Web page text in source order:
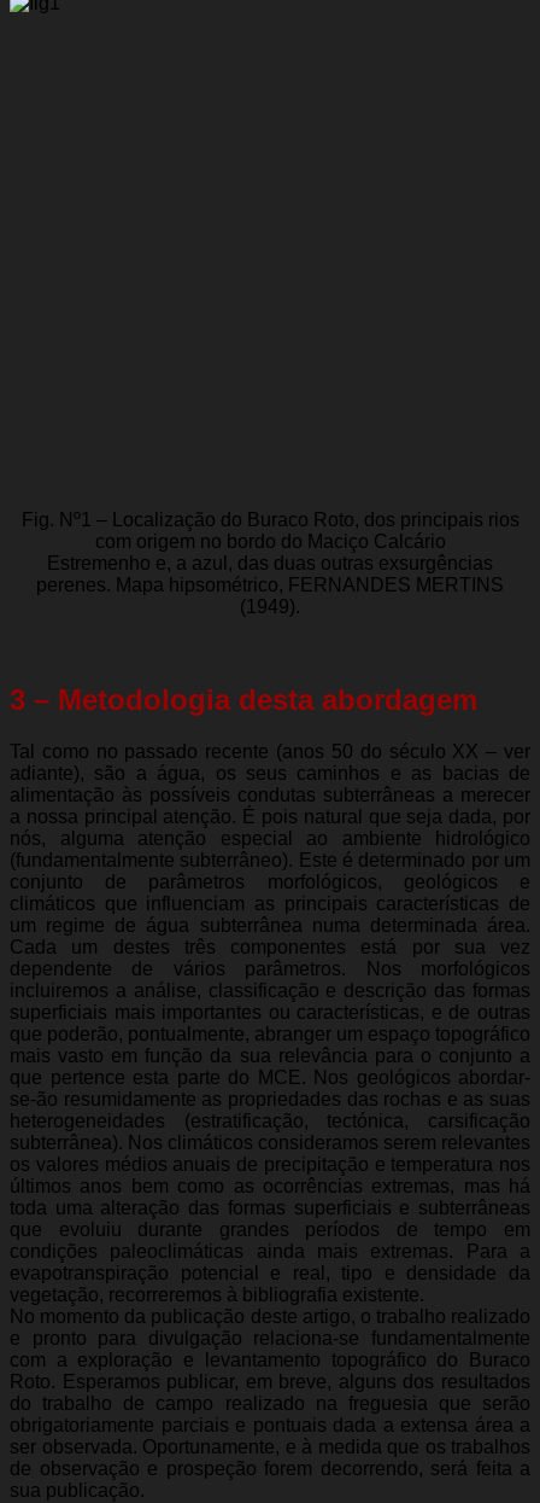
Fig. Nº1 – Localização do Buraco Roto, dos principais rios
com origem no bordo do Maciço Calcário
Estremenho e, a azul, das duas outras exsurgências
perenes. Mapa hipsométrico, FERNANDES MERTINS
(1949).
3 – Metodologia desta abordagem
Tal como no passado recente (anos 50 do século XX – ver
adiante), são a água, os seus caminhos e as bacias de
alimentação às possíveis condutas subterrâneas a merecer
a nossa principal atenção. É pois natural que seja dada, por
nós, alguma atenção especial ao ambiente hidrológico
(fundamentalmente subterrâneo). Este é determinado por um
conjunto de parâmetros morfológicos, geológicos e
climáticos que influenciam as principais características de
um regime de água subterrânea numa determinada área.
Cada um destes três componentes está por sua vez
dependente de vários parâmetros. Nos morfológicos
incluiremos a análise, classificação e descrição das formas
superficiais mais importantes ou características, e de outras
que poderão, pontualmente, abranger um espaço topográfico
mais vasto em função da sua relevância para o conjunto a
que pertence esta parte do MCE. Nos geológicos abordar-
se-ão resumidamente as propriedades das rochas e as suas
heterogeneidades (estratificação, tectónica, carsificação
subterrânea). Nos climáticos consideramos serem relevantes
os valores médios anuais de precipitação e temperatura nos
últimos anos bem como as ocorrências extremas, mas há
toda uma alteração das formas superficiais e subterrâneas
que evoluiu durante grandes períodos de tempo em
condições paleoclimáticas ainda mais extremas. Para a
evapotranspiração potencial e real, tipo e densidade da
vegetação, recorreremos à bibliografia existente.
No momento da publicação deste artigo, o trabalho realizado
e pronto para divulgação relaciona-se fundamentalmente
com a exploração e levantamento topográfico do Buraco
Roto. Esperamos publicar, em breve, alguns dos resultados
do trabalho de campo realizado na freguesia que serão
obrigatoriamente parciais e pontuais dada a extensa área a
ser observada. Oportunamente, e à medida que os trabalhos
de observação e prospeção forem decorrendo, será feita a
sua publicação.